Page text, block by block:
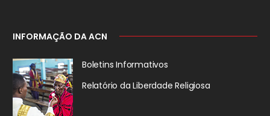
INFORMAÇÃO DA ACN
Boletins Informativos
Relatório da Liberdade Religiosa